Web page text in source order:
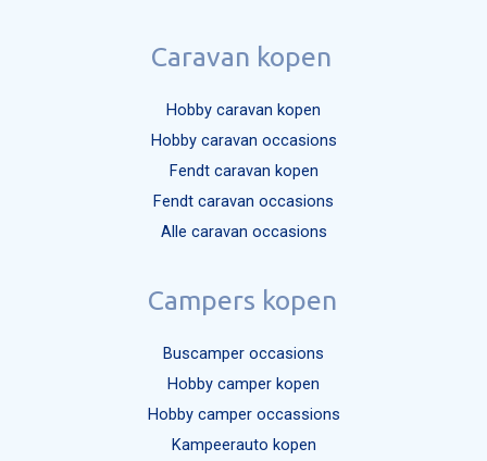
Caravan kopen
Hobby caravan kopen
Hobby caravan occasions
Fendt caravan kopen
Fendt caravan occasions
Alle caravan occasions
Campers kopen
Buscamper occasions
Hobby camper kopen
Hobby camper occassions
Kampeerauto kopen